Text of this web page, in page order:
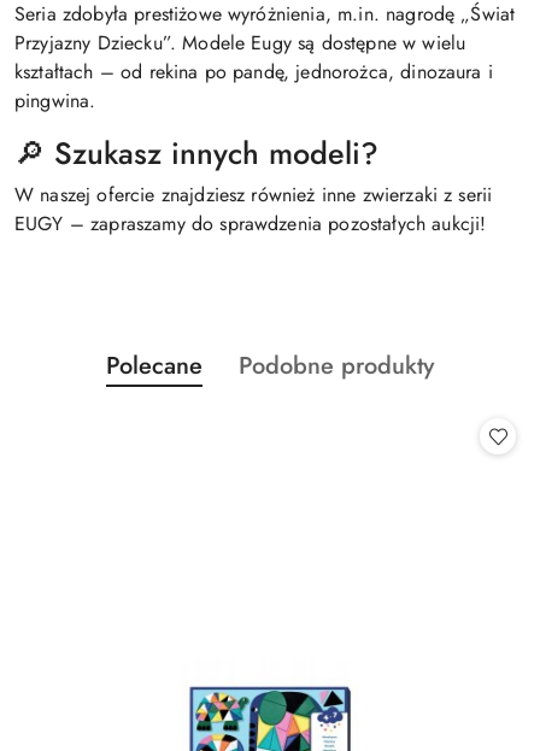
Seria zdobyła prestiżowe wyróżnienia, m.in. nagrodę „Świat
Przyjazny Dziecku”. Modele Eugy są dostępne w wielu
kształtach – od rekina po pandę, jednorożca, dinozaura i
pingwina.
🔎 Szukasz innych modeli?
W naszej ofercie znajdziesz również inne zwierzaki z serii
EUGY – zapraszamy do sprawdzenia pozostałych aukcji!
Pomiń karuzelę produktów
Produkty
o
Polecane
Produkty
Podobne produkty